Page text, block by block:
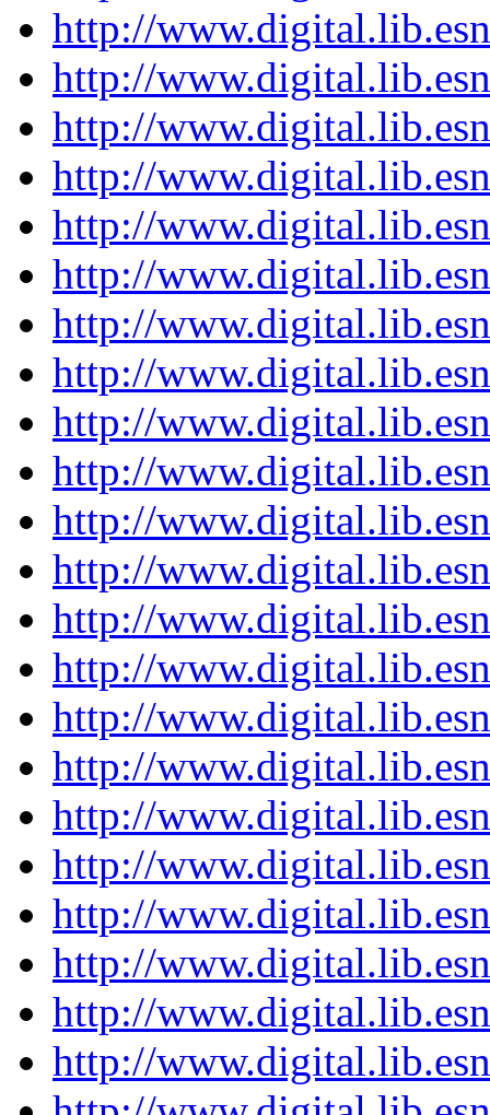
http://
http://
http://
http://
http://
http://
http://
http://
http://
http://
http://
http://
http://
http://
http://
http://
http://
http://
http://
http://
http://
http://